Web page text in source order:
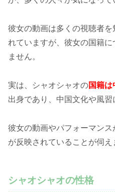
彼女の動画は多くの視聴者
れていますが、彼女の国籍
ません。
実は、シャオシャオの国籍は
出身であり、中国文化や風習
彼女の動画やパフォーマン
が反映されていることが伺え
シャオシャオの性格